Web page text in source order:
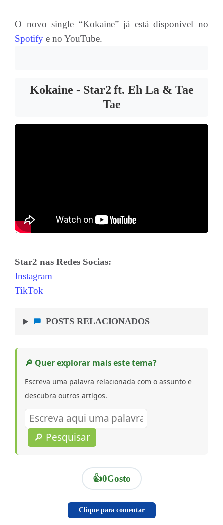
O novo single “Kokaine” já está disponível no
Spotify e no YouTube.
Kokaine - Star2 ft. Eh La & Tae
Tae
Star2 nas Redes Socias:
Instagram
TikTok
POSTS RELACIONADOS
🔎 Quer explorar mais este tema?
Escreva uma palavra relacionada com o assunto e
descubra outros artigos.
🔎 Pesquisar
👍0Gosto
Clique para comentar